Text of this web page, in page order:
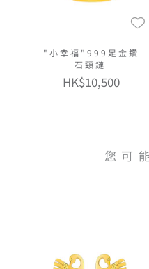
"小幸福"999足金鑽
石頸鏈
HK$10,500
您可